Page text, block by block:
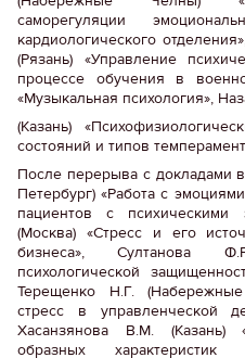
саморегуляции
кардиологического
(Рязань) «Управление
процессе обучения в
«Музыкальная психология»,
(Казань)
состояний и типов
После перерыва с докладами
Петербург) «Работа с
пациентов с
(Москва) «Стресс и его
бизнеса», Султанова
психологической
Терещенко Н.Г.
стресс в управленческой
Хасанзянова В.М. (Казань)
образных характеристик